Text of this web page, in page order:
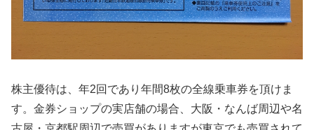
株主優待は、年2回であり年間8枚の全線乗車券を頂けま
す。金券ショップの実店舗の場合、大阪・なんば周辺や名